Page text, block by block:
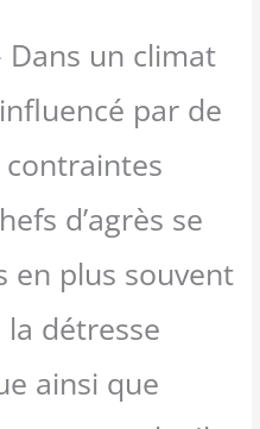
Dans un climat
par de
d’agrès se
en plus souvent
détresse
ainsi que